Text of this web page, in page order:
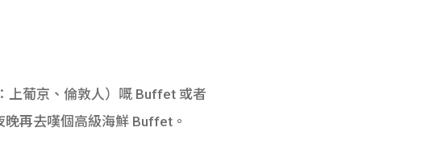
上葡京、倫敦人）嘅 Buffet 或者
再去嘆個高級海鮮 Buffet。